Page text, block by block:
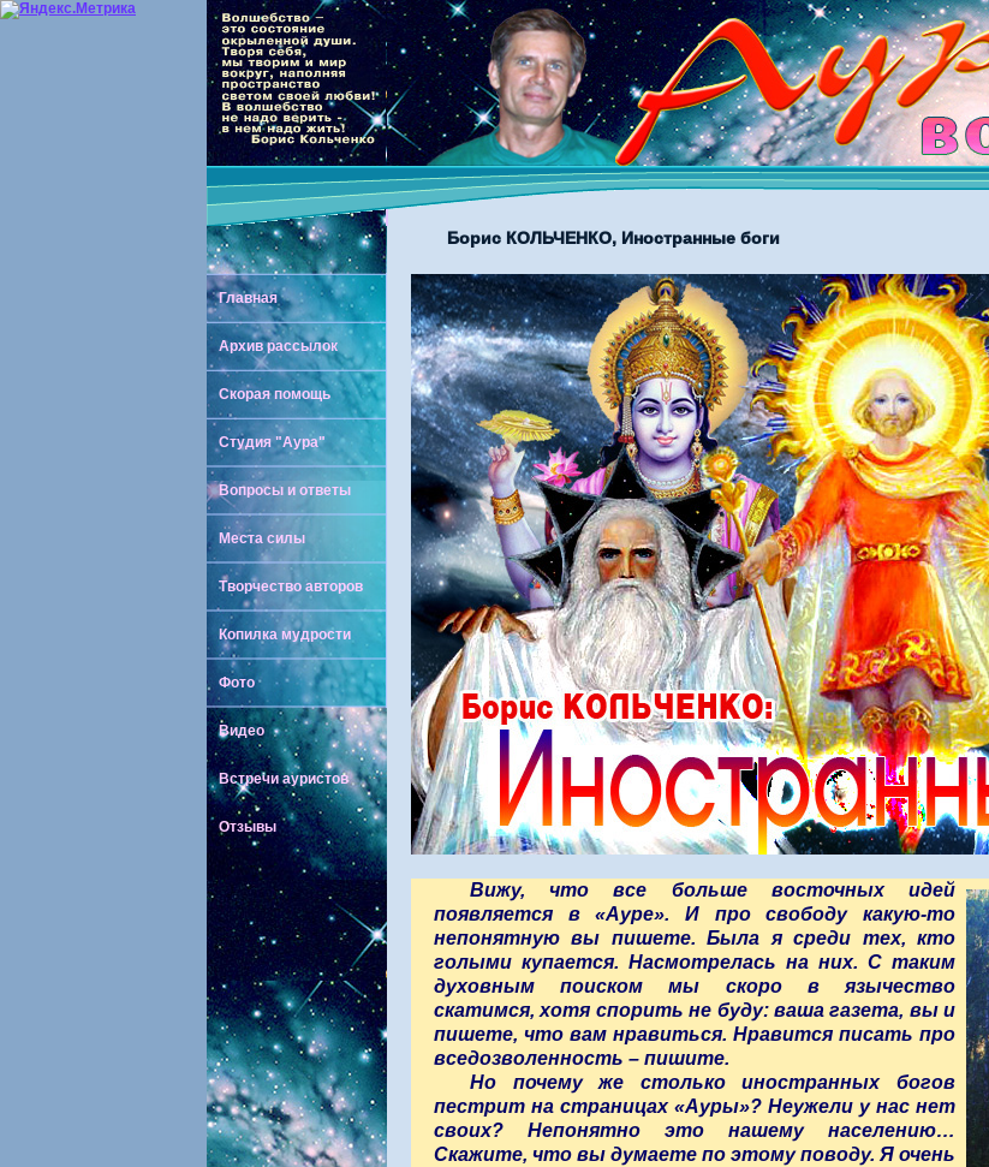
Главная
Архив рассылок
Скорая помощь
Студия "Аура"
Вопросы и ответы
Места силы
Творчество авторов
Копилка мудрости
Фото
Видео
Встречи ауристов
Отзывы
Борис КОЛЬЧЕНКО, Иностранные боги
Вижу, что все больше восточных идей
появляется в «Ауре». И про свободу какую-то
непонятную вы пишете. Была я среди тех, кто
голыми купается. Насмотрелась на них. С таким
духовным поиском мы скоро в язычество
скатимся, хотя спорить не буду: ваша газета, вы и
пишете, что вам нравиться. Нравится писать про
вседозволенность – пишите.
Но почему же столько иностранных богов
пестрит на страницах «Ауры»? Неужели у нас нет
своих? Непонятно это нашему населению…
Скажите, что вы думаете по этому поводу. Я очень